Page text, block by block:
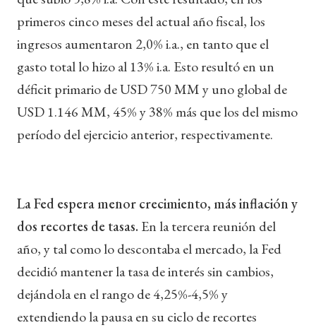
primeros cinco meses del actual año fiscal, los
ingresos aumentaron 2,0% i.a., en tanto que el
gasto total lo hizo al 13% i.a. Esto resultó en un
déficit primario de USD 750 MM y uno global de
USD 1.146 MM, 45% y 38% más que los del mismo
período del ejercicio anterior, respectivamente.
La Fed espera menor crecimiento, más inflación y
dos recortes de tasas. En la tercera reunión del
año, y tal como lo descontaba el mercado, la Fed
decidió mantener la tasa de interés sin cambios,
dejándola en el rango de 4,25%-4,5% y
extendiendo la pausa en su ciclo de recortes